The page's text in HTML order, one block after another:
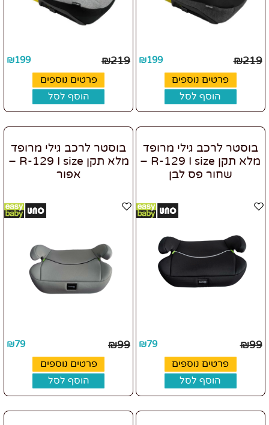
₪219
₪199
פרטים נוספים
הוסף לסל
₪219
₪199
פרטים נוספים
הוסף לסל
בוסטר לרכב גילי מרופד
מלא תקן R-129 I size –
שחור פס לבן
₪99
₪79
פרטים נוספים
הוסף לסל
בוסטר לרכב גילי מרופד
מלא תקן R-129 I size –
אפור
₪99
₪79
פרטים נוספים
הוסף לסל